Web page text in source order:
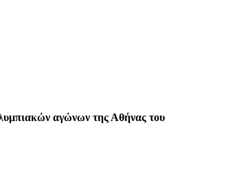
αγώνων της Αθήνας του